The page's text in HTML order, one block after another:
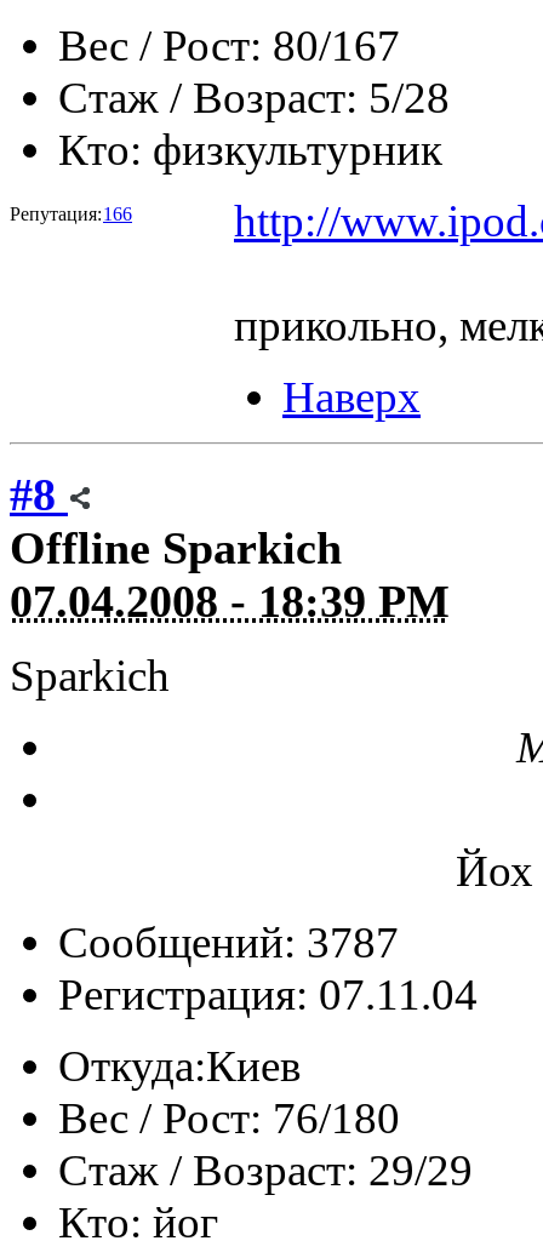
Вес / Рост: 80/167
Стаж / Возраст: 5/28
Кто: физкультурник
Репутация:166 http://
прикольно,
Наверх
#8
Offline Sparkich
07.04.2008 - 18:39 PM
Sparkich
Йох
Сообщений: 3787
Регистрация: 07.11.04
Откуда:Киев
Вес / Рост: 76/180
Стаж / Возраст: 29/29
Кто: йог